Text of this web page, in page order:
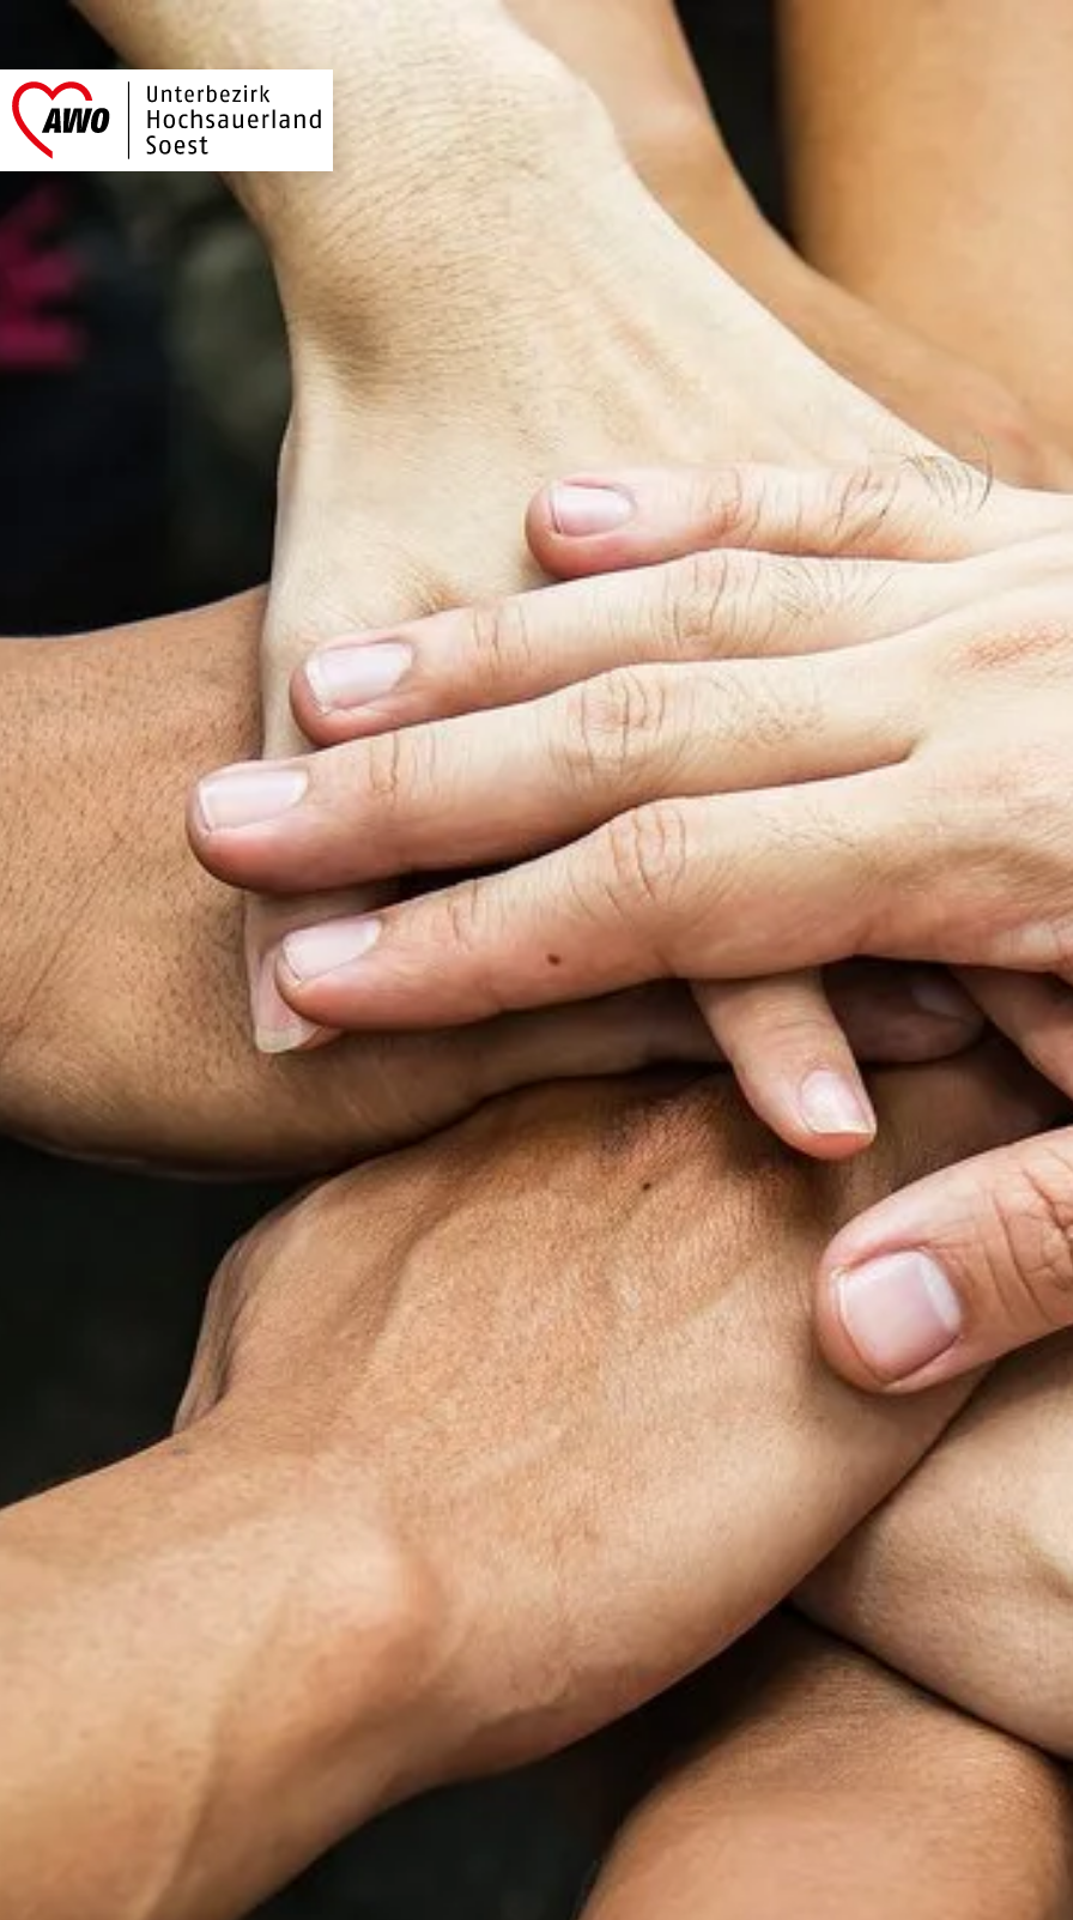
AWO Hochsauerland/Soest | Weitere
Link zu Home